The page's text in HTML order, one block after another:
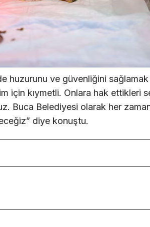
huzurunu ve güvenliğini
için kıymetli. Onlara hak ettikleri
Buca Belediyesi olarak her
diye konuştu.